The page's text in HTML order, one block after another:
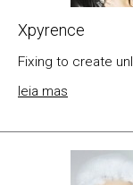
Xpyrence
Fixing to create
leia mas